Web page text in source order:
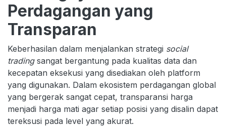
Perdagangan yang
Transparan
Keberhasilan dalam menjalankan strategi social
tradingsangat bergantung pada kualitas data dan
kecepatan eksekusi yang disediakan oleh platform
yang digunakan. Dalam ekosistem perdagangan global
yang bergerak sangat cepat, transparansi harga
menjadi harga mati agar setiap posisi yang disalin dapat
tereksusi pada level yang akurat.